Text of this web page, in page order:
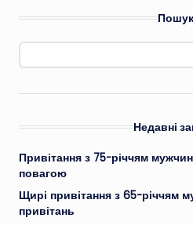
Пошук
Недавні
Привітання з 75-річчям
повагою
Щирі привітання з 65-річчям
привітань